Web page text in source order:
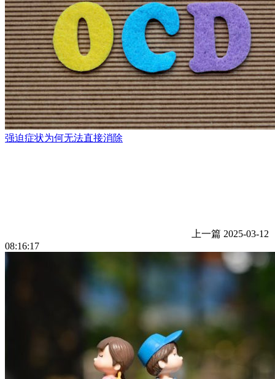
强迫症状为何无法直接消除
上一篇 2025-03-12
08:16:17